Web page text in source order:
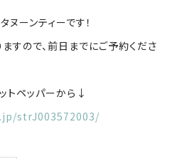
ヌーンティーです！
すので、前日までにご予約くださ
トペッパーから↓
strJ003572003/